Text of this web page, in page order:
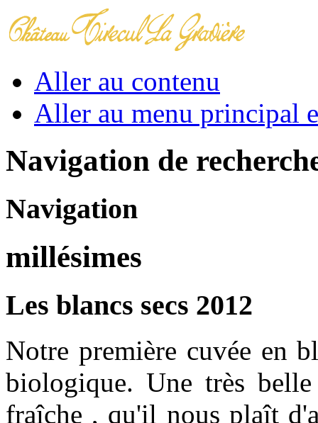
Aller au contenu
Aller au menu principal
Navigation de
Navigation
millésimes
Les blancs secs 2012
Notre première cuvée en
biologique. Une très
fraîche , qu'il nous plaît